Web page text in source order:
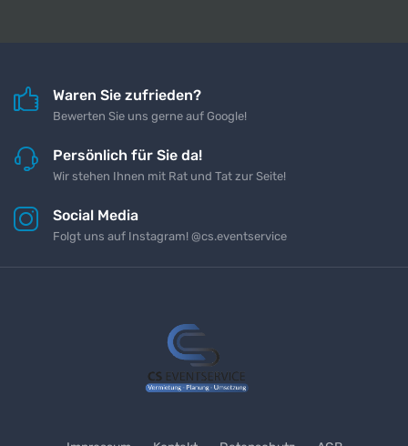
Waren Sie zufrieden?
Bewerten Sie uns gerne auf Google!
Persönlich für Sie da!
Wir stehen Ihnen mit Rat und Tat zur Seite!
Social Media
Folgt uns auf Instagram! @cs.eventservice